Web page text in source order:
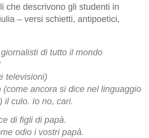
che descrivono gli studenti in
– versi schietti, antipoetici,
giornalisti di tutto il mondo
televisioni)
(come ancora si dice nel linguaggio
il culo. Io no, cari.
di figli di papà.
odio i vostri papà.